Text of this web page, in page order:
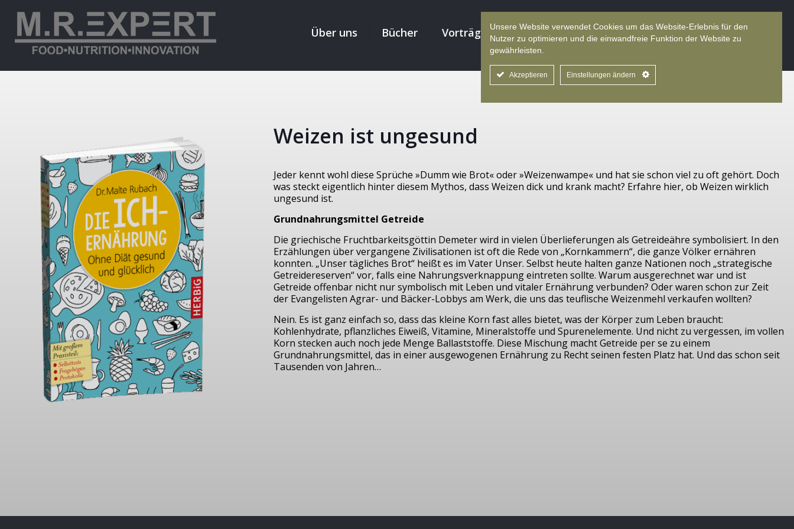
Über uns Bücher Vorträge Rezensionen Ernährungsmythen Sprache
Weizen ist ungesund
Jeder kennt wohl diese Sprüche »Dumm wie Brot« oder »Weizenwampe« und hat sie schon viel zu oft gehört. Doch
was steckt eigentlich hinter diesem Mythos, dass Weizen dick und krank macht? Erfahre hier, ob Weizen wirklich
ungesund ist.
Grundnahrungsmittel Getreide
Die griechische Fruchtbarkeitsgöttin Demeter wird in vielen Überlieferungen als Getreideähre symbolisiert. In den
Erzählungen über vergangene Zivilisationen ist oft die Rede von „Kornkammern“, die ganze Völker ernähren
konnten. „Unser tägliches Brot“ heißt es im Vater Unser. Selbst heute halten ganze Nationen noch „strategische
Getreidereserven“ vor, falls eine Nahrungsverknappung eintreten sollte. Warum ausgerechnet war und ist
Getreide offenbar nicht nur symbolisch mit Leben und vitaler Ernährung verbunden? Oder waren schon zur Zeit
der Evangelisten Agrar- und Bäcker-Lobbys am Werk, die uns das teuflische Weizenmehl verkaufen wollten?
Nein. Es ist ganz einfach so, dass das kleine Korn fast alles bietet, was der Körper zum Leben braucht:
Kohlenhydrate, pflanzliches Eiweiß, Vitamine, Mineralstoffe und Spurenelemente. Und nicht zu vergessen, im vollen
Korn stecken auch noch jede Menge Ballaststoffe. Diese Mischung macht Getreide per se zu einem
Grundnahrungsmittel, das in einer ausgewogenen Ernährung zu Recht seinen festen Platz hat. Und das schon seit
Tausenden von Jahren…
Unsere Website verwendet Cookies um das Website-Erlebnis für den
Nutzer zu optimieren und die einwandfreie Funktion der Website zu
gewährleisten.
Akzeptieren Einstellungen ändern